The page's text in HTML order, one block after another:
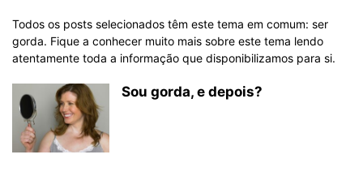
Todos os posts selecionados têm este tema em comum: ser
gorda. Fique a conhecer muito mais sobre este tema lendo
atentamente toda a informação que disponibilizamos para si.
Sou gorda, e depois?